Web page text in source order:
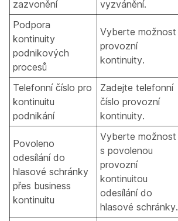
zazvonění
vyzvánění.
Podpora
kontinuity
podnikových
procesů
Vyberte možnost
provozní
kontinuity.
Telefonní číslo pro
kontinuitu
podnikání
Zadejte telefonní
číslo provozní
kontinuity.
Povoleno
odesílání do
hlasové schránky
přes business
kontinuitu
Vyberte možnost
s povolenou
provozní
kontinuitou
odesílání do
hlasové schránky.